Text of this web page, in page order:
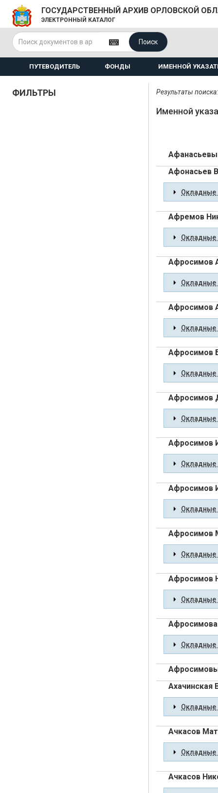
ГОСУДАРСТВЕННЫЙ АРХИВ ОРЛОВСКОЙ
ЭЛЕКТРОННЫЙ КАТАЛОГ
Поиск
ПУТЕВОДИТЕЛЬ ФОНДЫ ИМЕННОЙ
ФИЛЬТРЫ Результаты
Именной
Афанасьевы
Афонасьев
Окладные
Афремов
Окладные
Афросимов
Окладные
Афросимов
Окладные
Афросимов
Окладные
Афросимов
Окладные
Афросимов
Окладные
Афросимов
Окладные
Афросимов
Окладные
Афросимов
Окладные
Афросимова
Окладные
Ахачинская
Окладные
Ачкасов
Окладные
Ачкасов